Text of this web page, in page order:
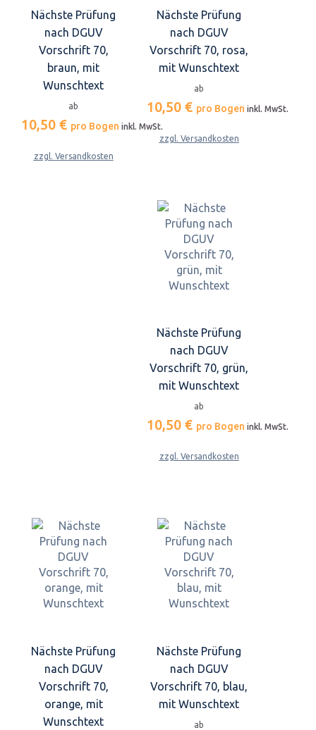
Nächste Prüfung
nach DGUV
Vorschrift 70,
braun, mit
Wunschtext
ab
10,50 € pro Bogen inkl. MwSt.
zzgl. Versandkosten
Nächste Prüfung
nach DGUV
Vorschrift 70, rosa,
mit Wunschtext
ab
10,50 € pro Bogen inkl. MwSt.
zzgl. Versandkosten
Nächste Prüfung
nach DGUV
Vorschrift 70, grün,
mit Wunschtext
ab
10,50 € pro Bogen inkl. MwSt.
zzgl. Versandkosten
Nächste Prüfung
nach DGUV
Vorschrift 70,
orange, mit
Wunschtext
Nächste Prüfung
nach DGUV
Vorschrift 70, blau,
mit Wunschtext
ab